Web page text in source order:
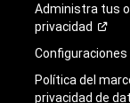
Administra tus
privacidad
Configuraciones
Política del
privacidad de